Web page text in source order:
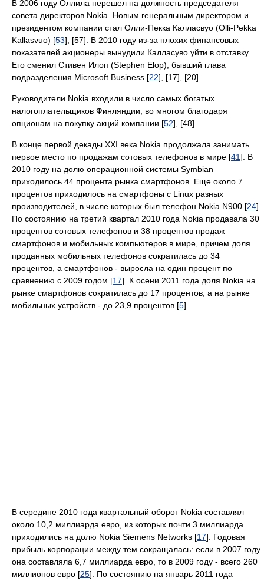
В 2006 году Оллила перешел на должность председателя
совета директоров Nokia. Новым генеральным директором и
президентом компании стал Олли-Пекка Калласвуо (Olli-Pekka
Kallasvuo) [53], [57]. В 2010 году из-за плохих финансовых
показателей акционеры вынудили Калласуво уйти в отставку.
Его сменил Стивен Илоп (Stephen Elop), бывший глава
подразделения Microsoft Business [22], [17], [20].
Руководители Nokia входили в число самых богатых
налогоплательщиков Финляндии, во многом благодаря
опционам на покупку акций компании [52], [48].
В конце первой декады XXI века Nokia продолжала занимать
первое место по продажам сотовых телефонов в мире [41]. В
2010 году на долю операционной системы Symbian
приходилось 44 процента рынка смартфонов. Еще около 7
процентов приходилось на смартфоны с Linux разных
производителей, в числе которых был телефон Nokia N900 [24].
По состоянию на третий квартал 2010 года Nokia продавала 30
процентов сотовых телефонов и 38 процентов продаж
смартфонов и мобильных компьютеров в мире, причем доля
проданных мобильных телефонов сократилась до 34
процентов, а смартфонов - выросла на один процент по
сравнению с 2009 годом [17]. К осени 2011 года доля Nokia на
рынке смартфонов сократилась до 17 процентов, а на рынке
мобильных устройств - до 23,9 процентов [5].
В середине 2010 года квартальный оборот Nokia составлял
около 10,2 миллиарда евро, из которых почти 3 миллиарда
приходились на долю Nokia Siemens Networks [17]. Годовая
прибыль корпорации между тем сокращалась: если в 2007 году
она составляла 6,7 миллиарда евро, то в 2009 году - всего 260
миллионов евро [25]. По состоянию на январь 2011 года